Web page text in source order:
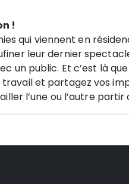
!
qui viennent en
leur dernier
un public. Et c’est là
et partagez vos
l’une ou l’autre